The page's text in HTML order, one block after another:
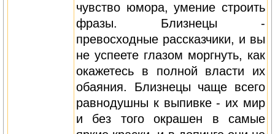
чувство юмора, умение строить
фразы. Близнецы -
превосходные рассказчики, и вы
не успеете глазом моргнуть, как
окажетесь в полной власти их
обаяния. Близнецы чаще всего
равнодушны к выпивке - их мир
и без того окрашен в самые